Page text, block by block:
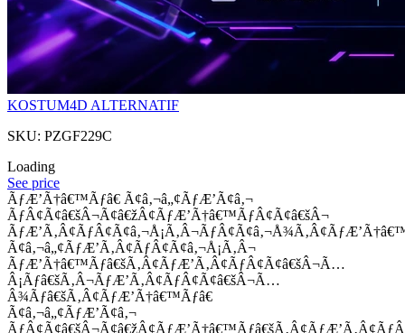
KOSTUM4D ALTERNATIF
SKU: PZGF229C
Loading
See price
ÃƒÆ’Ã†â€™Ãƒâ€ Ã¢â‚¬â„¢ÃƒÆ’Ã¢â‚¬
ÃƒÂ¢Ã¢â€šÂ¬Ã¢â€žÂ¢ÃƒÆ’Ã†â€™ÃƒÂ¢Ã¢â€šÂ¬
Ã¢â‚¬â„¢ÃƒÆ’Ã‚Â¢ÃƒÂ¢Ã¢â‚¬Å¡Ã‚Â¬
ÃƒÆ’Ã†â€™Ãƒâ€šÃ‚Â¢ÃƒÆ’Ã‚Â¢ÃƒÂ¢Ã¢â€šÂ¬Ã…
Â¡Ãƒâ€šÃ‚Â¬ÃƒÆ’Ã‚Â¢ÃƒÂ¢Ã¢â€šÂ¬Ã…
Â¾Ãƒâ€šÃ‚Â¢ÃƒÆ’Ã†â€™Ãƒâ€
Ã¢â‚¬â„¢ÃƒÆ’Ã¢â‚¬